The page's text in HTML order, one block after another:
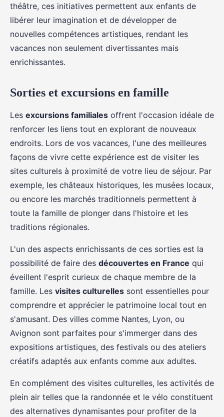
théâtre, ces initiatives permettent aux enfants de
libérer leur imagination et de développer de
nouvelles compétences artistiques, rendant les
vacances non seulement divertissantes mais
enrichissantes.
Sorties et excursions en famille
Les excursions familiales offrent l'occasion idéale de
renforcer les liens tout en explorant de nouveaux
endroits. Lors de vos vacances, l'une des meilleures
façons de vivre cette expérience est de visiter les
sites culturels à proximité de votre lieu de séjour. Par
exemple, les châteaux historiques, les musées locaux,
ou encore les marchés traditionnels permettent à
toute la famille de plonger dans l'histoire et les
traditions régionales.
L'un des aspects enrichissants de ces sorties est la
possibilité de faire des découvertes en France qui
éveillent l'esprit curieux de chaque membre de la
famille. Les visites culturelles sont essentielles pour
comprendre et apprécier le patrimoine local tout en
s'amusant. Des villes comme Nantes, Lyon, ou
Avignon sont parfaites pour s'immerger dans des
expositions artistiques, des festivals ou des ateliers
créatifs adaptés aux enfants comme aux adultes.
En complément des visites culturelles, les activités de
plein air telles que la randonnée et le vélo constituent
des alternatives dynamisantes pour profiter de la